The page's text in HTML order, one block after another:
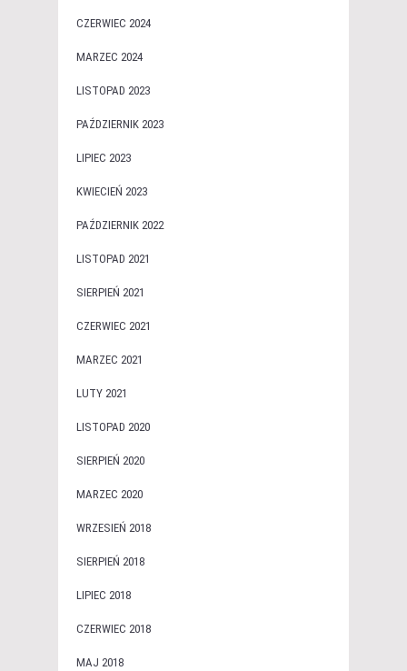
CZERWIEC 2024
MARZEC 2024
LISTOPAD 2023
PAŹDZIERNIK 2023
LIPIEC 2023
KWIECIEŃ 2023
PAŹDZIERNIK 2022
LISTOPAD 2021
SIERPIEŃ 2021
CZERWIEC 2021
MARZEC 2021
LUTY 2021
LISTOPAD 2020
SIERPIEŃ 2020
MARZEC 2020
WRZESIEŃ 2018
SIERPIEŃ 2018
LIPIEC 2018
CZERWIEC 2018
MAJ 2018